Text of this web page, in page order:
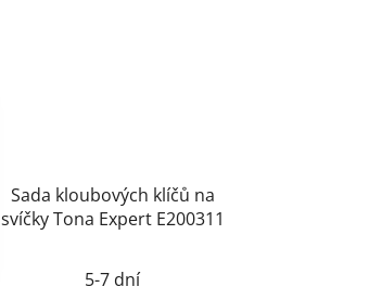
Sada kloubových klíčů na
svíčky Tona Expert E200311
5-7 dní